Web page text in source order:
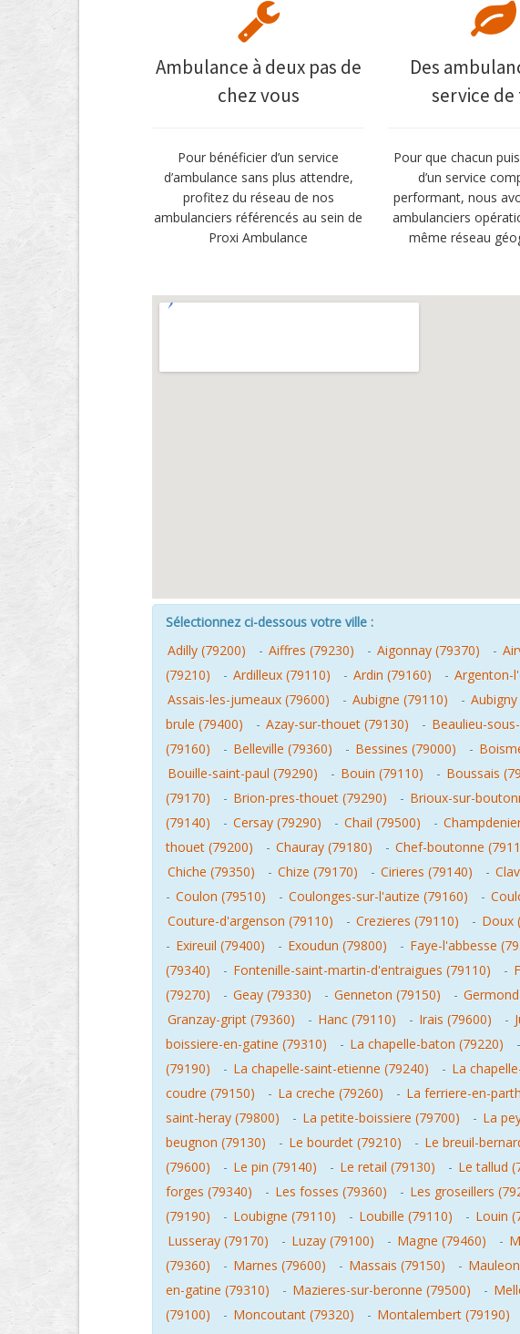
Ambulance à deux pas de
chez vous
Pour bénéficier d’un service
d’ambulance sans plus attendre,
profitez du réseau de nos
ambulanciers référencés au sein de
Proxi Ambulance
Des
service
Pour que chacun
d’un service
performant, nous
ambulanciers
même réseau
Sélectionnez ci-dessous votre ville :
Adilly (79200)
- Aiffres (79230) - Aigonnay (79370) -
(79210)
- Ardilleux (79110) - Ardin (79160) - Argenton-
Assais-les-jumeaux (79600)
- Aubigne (79110) -
brule (79400)
- Azay-sur-thouet (79130) - Beaulieu-
(79160)
- Belleville (79360) - Bessines (79000) -
Bouille-saint-paul (79290)
- Bouin (79110) - Boussais
(79170)
- Brion-pres-thouet (79290) - Brioux-sur-
(79140)
- Cersay (79290) - Chail (79500) -
thouet (79200)
- Chauray (79180) - Chef-boutonne
Chiche (79350)
- Chize (79170) - Cirieres (79140) -
- Coulon (79510) - Coulonges-sur-l'autize (79160) -
Couture-d'argenson (79110)
- Crezieres (79110) - Doux
- Exireuil (79400) - Exoudun (79800) - Faye-l'abbesse
(79340)
- Fontenille-saint-martin-d'entraigues (79110) -
(79270)
- Geay (79330) - Genneton (79150) -
Granzay-gript (79360)
- Hanc (79110) - Irais (79600) -
boissiere-en-gatine (79310)
- La chapelle-baton (79220) -
(79190)
- La chapelle-saint-etienne (79240) - La
coudre (79150)
- La creche (79260) - La ferriere-en-
saint-heray (79800)
- La petite-boissiere (79700) - La
beugnon (79130)
- Le bourdet (79210) - Le breuil-
(79600)
- Le pin (79140) - Le retail (79130) - Le tallud
forges (79340)
- Les fosses (79360) - Les groseillers
(79190)
- Loubigne (79110) - Loubille (79110) - Louin
Lusseray (79170)
- Luzay (79100) - Magne (79460) -
(79360)
- Marnes (79600) - Massais (79150) -
en-gatine (79310)
- Mazieres-sur-beronne (79500) -
(79100)
- Moncoutant (79320) - Montalembert (79190)